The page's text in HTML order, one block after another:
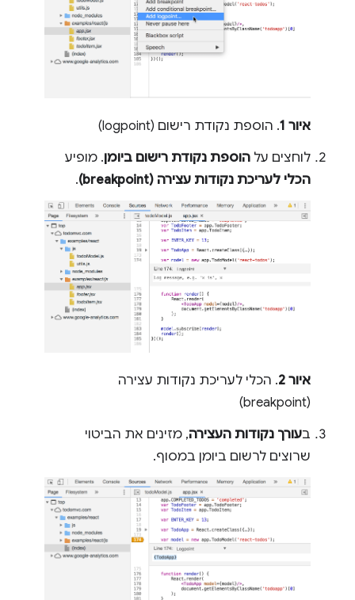
איור 1 . הוספת נקודת רישום (logpoint)
לוחצים על הוספת נקודת רישום ביומן. מופיע
הכלי לעריכת נקודות עצירה (breakpoint)
.
איור 2
. הכלי לעריכת נקודות עצירה
(breakpoint)
בעורך נקודות העצירה, מזינים את הביטוי
שרוצים לרשום ביומן במסוף.